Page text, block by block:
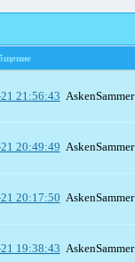
21:56:43 AskenSammer
20:49:49 AskenSammer
20:17:50 AskenSammer
19:38:43 AskenSammer